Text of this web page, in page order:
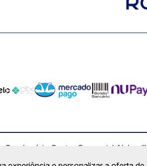
Condomínio Centro Comercial
Copyright